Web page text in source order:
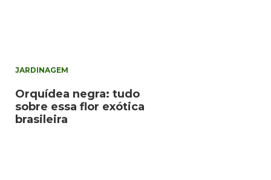
JARDINAGEM
Orquídea negra: tudo
sobre essa flor exótica
brasileira